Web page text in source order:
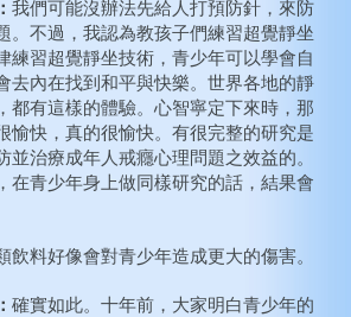
我們可能沒辦法先給人打預防針，來防
。不過，我認為教孩子們練習超覺靜坐
練習超覺靜坐技術，青少年可以學會自
去內在找到和平與快樂。世界各地的靜
都有這樣的體驗。心智寧定下來時，那
愉快，真的很愉快。有很完整的研究是
並治療成年人戒癮心理問題之效益的。
在青少年身上做同樣研究的話，結果會
飲料好像會對青少年造成更大的傷害。
確實如此。十年前，大家明白青少年的